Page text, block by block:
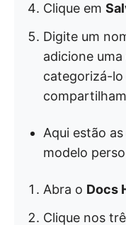
Clique em
Digite um
adicione
categorizá-lo
Aqui estão
modelo
Abra o Docs
Clique nos